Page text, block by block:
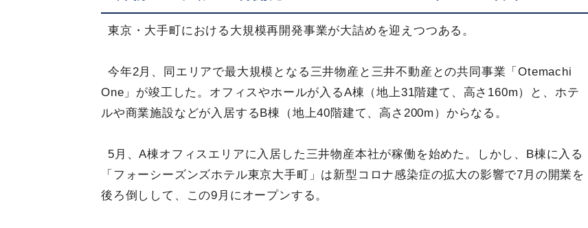
東京・大手町における大規模再開発事業が大詰めを迎えつつある。
今年2月、同エリアで最大規模となる三井物産と三井不動産との共同事業「Otemachi
One」が竣工した。オフィスやホールが入るA棟（地上31階建て、高さ160m）と、ホテ
ルや商業施設などが入居するB棟（地上40階建て、高さ200m）からなる。
5月、A棟オフィスエリアに入居した三井物産本社が稼働を始めた。しかし、B棟に入る
「フォーシーズンズホテル東京大手町」は新型コロナ感染症の拡大の影響で7月の開業を
後ろ倒しして、この9月にオープンする。